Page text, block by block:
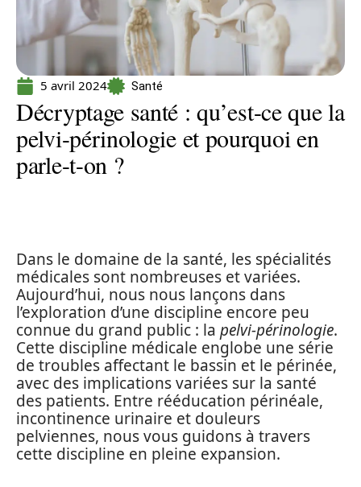
5 avril 2024 Santé
Décryptage santé : qu’est-ce que la
pelvi-périnologie et pourquoi en
parle-t-on ?
Dans le domaine de la santé, les spécialités
médicales sont nombreuses et variées.
Aujourd’hui, nous nous lançons dans
l’exploration d’une discipline encore peu
connue du grand public : la pelvi-périnologie.
Cette discipline médicale englobe une série
de troubles affectant le bassin et le périnée,
avec des implications variées sur la santé
des patients. Entre rééducation périnéale,
incontinence urinaire et douleurs
pelviennes, nous vous guidons à travers
cette discipline en pleine expansion.